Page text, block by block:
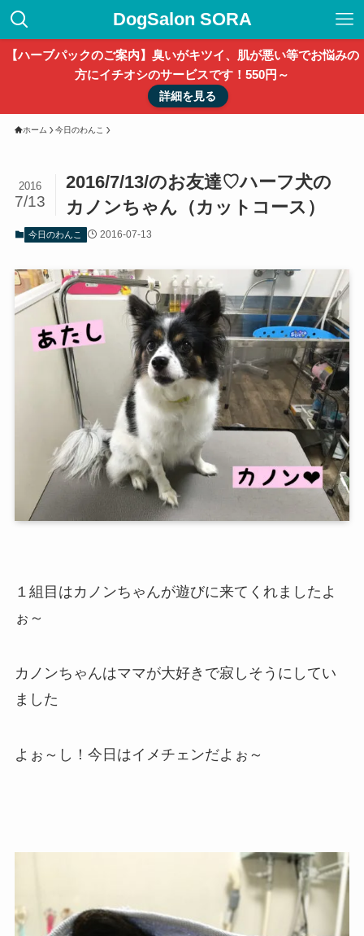
DogSalon SORA
【ハーブパックのご案内】臭いがキツイ、肌が悪い等でお悩みの
方にイチオシのサービスです！550円～
詳細を見る
ホーム 今日のわんこ
2016/7/13/のお友達♡ハーフ犬の
カノンちゃん（カットコース）
2016
7/13
今日のわんこ 2016-07-13
１組目はカノンちゃんが遊びに来てくれましたよ
ぉ～
カノンちゃんはママが大好きで寂しそうにしてい
ました
よぉ～し！今日はイメチェンだよぉ～